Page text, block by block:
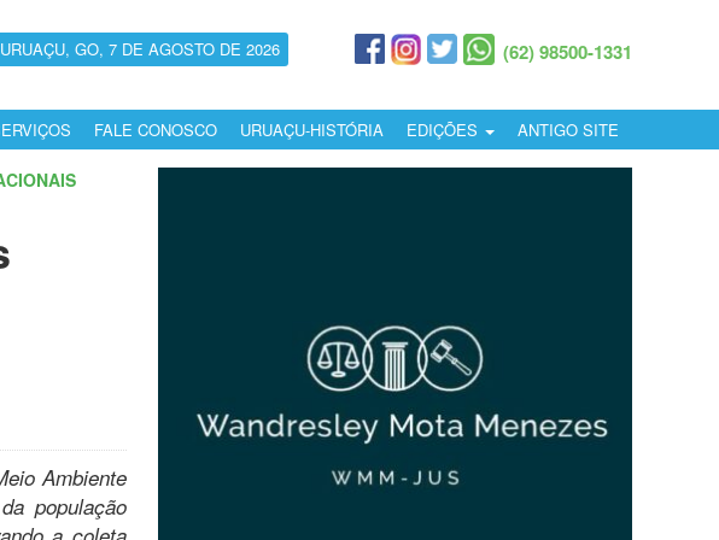
GO, 7 DE AGOSTO DE 2026 (62) 98500-1331
FALE CONOSCO URUAÇU-HISTÓRIA EDIÇÕES ANTIGO SITE
Ambiente
população